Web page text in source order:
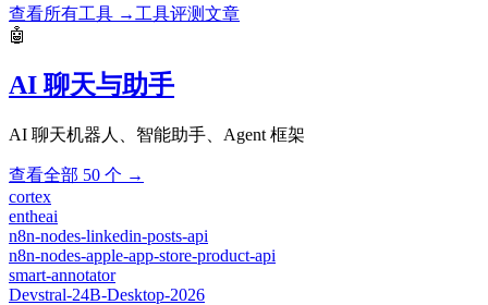
查看所有工具 → 工具评测文章
🤖
AI 聊天与助手
AI 聊天机器人、智能助手、Agent 框架
查看全部 50 个 →
cortex
entheai
n8n-nodes-linkedin-posts-api
n8n-nodes-apple-app-store-product-api
smart-annotator
Devstral-24B-Desktop-2026